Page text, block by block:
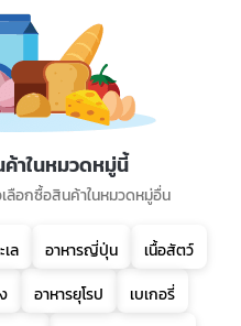
าในหมวดหมู่นี้
ลือกซื้อสินค้าในหมวดหมู่อื่น
ล อาหารญี่ปุ่น
เนื้อสัตว์
อาหารยุโรป
เบเกอรี่